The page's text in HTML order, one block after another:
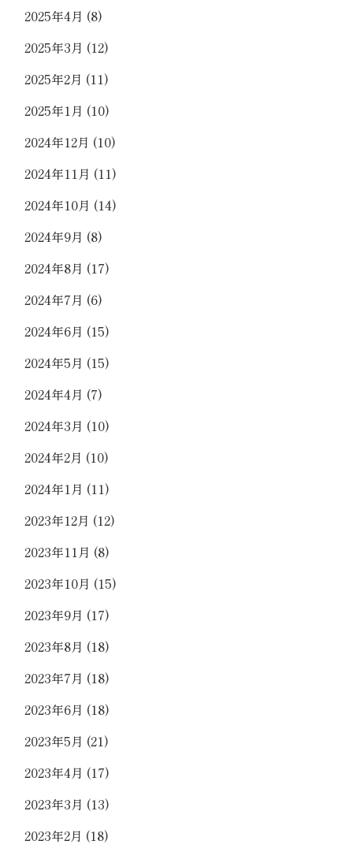
2025年4月 (8)
2025年3月 (12)
2025年2月 (11)
2025年1月 (10)
2024年12月 (10)
2024年11月 (11)
2024年10月 (14)
2024年9月 (8)
2024年8月 (17)
2024年7月 (6)
2024年6月 (15)
2024年5月 (15)
2024年4月 (7)
2024年3月 (10)
2024年2月 (10)
2024年1月 (11)
2023年12月 (12)
2023年11月 (8)
2023年10月 (15)
2023年9月 (17)
2023年8月 (18)
2023年7月 (18)
2023年6月 (18)
2023年5月 (21)
2023年4月 (17)
2023年3月 (13)
2023年2月 (18)